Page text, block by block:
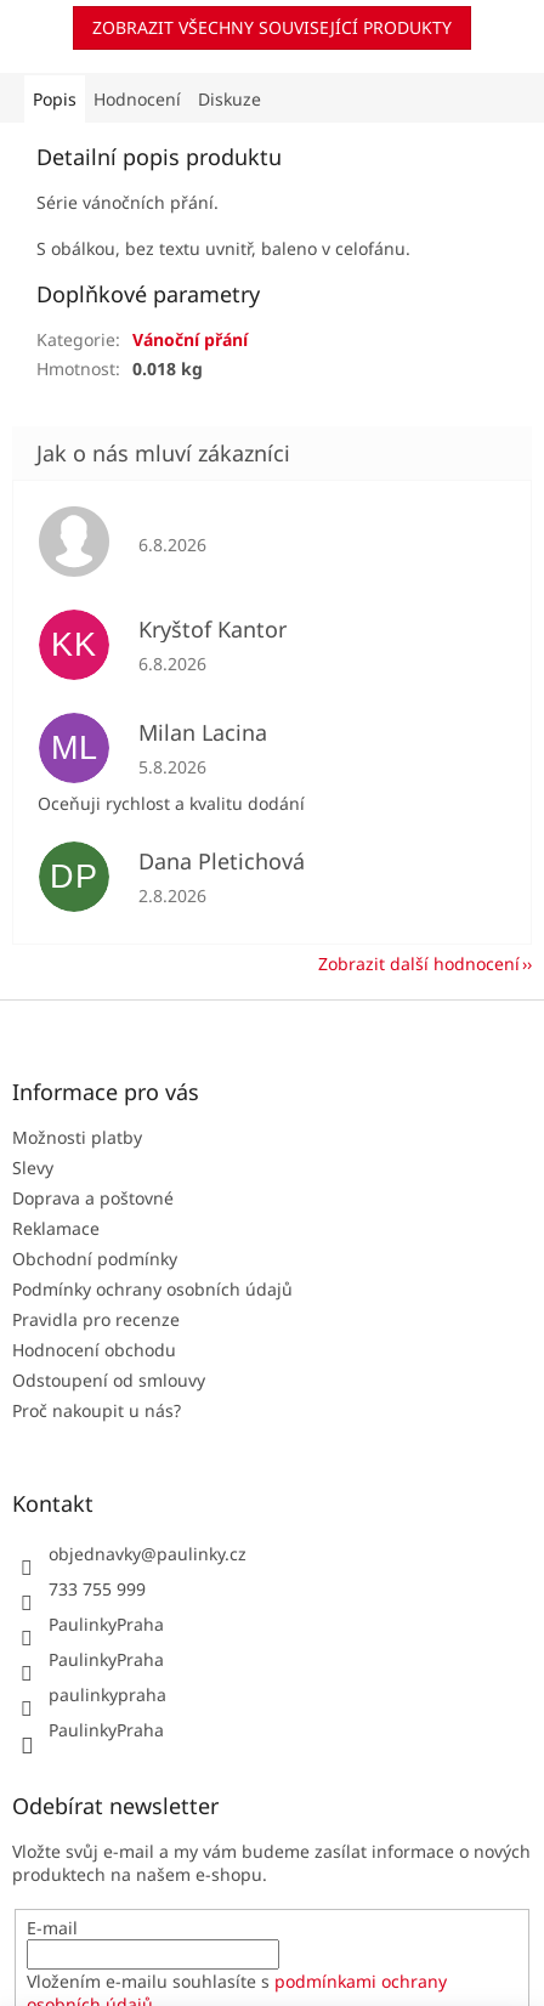
ZOBRAZIT VŠECHNY SOUVISEJÍCÍ PRODUKTY
Popis Hodnocení Diskuze
Detailní popis produktu
Série vánočních přání.
S obálkou, bez textu uvnitř, baleno v celofánu.
Doplňkové parametry
Kategorie: Vánoční přání
Hmotnost: 0.018 kg
Hodnocení obchodu je 5 z 5 hvězdiček.
6.8.2026
KK Kryštof Kantor
Hodnocení obchodu je 5 z 5 hvězdiček.
6.8.2026
ML Milan Lacina
Hodnocení obchodu je 5 z 5 hvězdiček.
5.8.2026
Oceňuji rychlost a kvalitu dodání
DP Dana Pletichová
Hodnocení obchodu je 5 z 5 hvězdiček.
2.8.2026
Zobrazit další hodnocení
Z
Informace pro vás
Možnosti platby
Slevy
Doprava a poštovné
Reklamace
Obchodní podmínky
Podmínky ochrany osobních údajů
Pravidla pro recenze
Hodnocení obchodu
Odstoupení od smlouvy
Proč nakoupit u nás?
Kontakt
objednavky@paulinky.cz
733 755 999
PaulinkyPraha
PaulinkyPraha
paulinkypraha
PaulinkyPraha
Odebírat newsletter
Vložte svůj e-mail a my vám budeme zasílat informace o nových
produktech na našem e-shopu.
E-mail
Vložením e-mailu souhlasíte s podmínkami ochrany